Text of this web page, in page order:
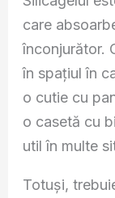
care
înconjurător.
în spațiul în
o cutie cu
o casetă cu
util în multe
Totuși,